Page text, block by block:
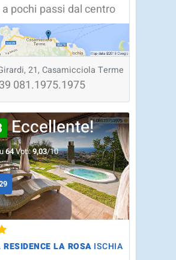
pochi passi dal centro
21, Casamicciola Terme
081.1975.1975
Eccellente!
64Voti:9,03/10
RESIDENCE LA ROSA ISCHIA